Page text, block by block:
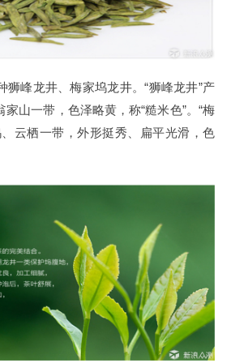
狮峰龙井、梅家坞龙井。“狮峰龙井”产
山一带，色泽略黄，称“糙米色”。“梅
云栖一带，外形挺秀、扁平光滑，色